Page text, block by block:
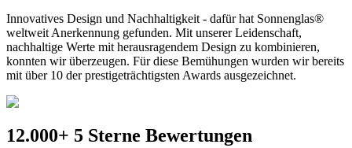
Innovatives Design und Nachhaltigkeit - dafür hat Sonnenglas®
weltweit Anerkennung gefunden. Mit unserer Leidenschaft,
nachhaltige Werte mit herausragendem Design zu kombinieren,
konnten wir überzeugen. Für diese Bemühungen wurden wir bereits
mit über 10 der prestigeträchtigsten Awards ausgezeichnet.
12.000+ 5 Sterne Bewertungen